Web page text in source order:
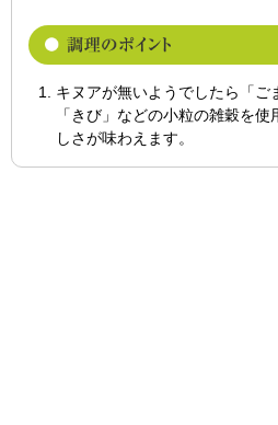
キヌアが無いようでしたら「ご
「きび」などの小粒の雑穀を
しさが味わえます。